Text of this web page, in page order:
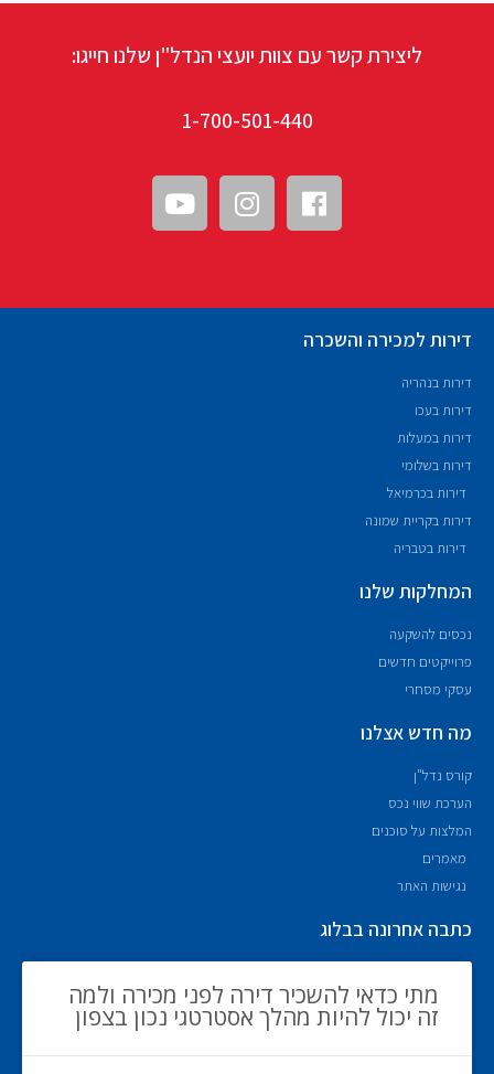
ליצירת קשר עם צוות יועצי הנדל"ן שלנו חייגו:
1-700-501-440
דירות למכירה והשכרה
דירות בנהריה
דירות בעכו
דירות במעלות
דירות בשלומי
דירות בכרמיאל
דירות בקריית שמונה
דירות בטבריה
המחלקות שלנו
נכסים להשקעה
פרוייקטים חדשים
עסקי מסחרי
מה חדש אצלנו
קורס נדל"ן
הערכת שווי נכס
המלצות על סוכנים
מאמרים
נגישות האתר
כתבה אחרונה בבלוג
מתי כדאי להשכיר דירה לפני מכירה ולמה
זה יכול להיות מהלך אסטרטגי נכון בצפון